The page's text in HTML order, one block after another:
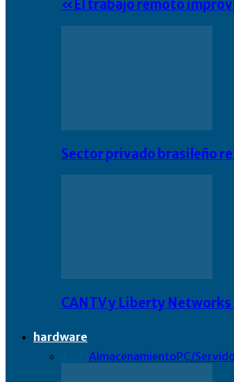
«El trabajo remoto
Sector privado brasileño
CANTV y Liberty
hardware
AlmacenamientoPC/